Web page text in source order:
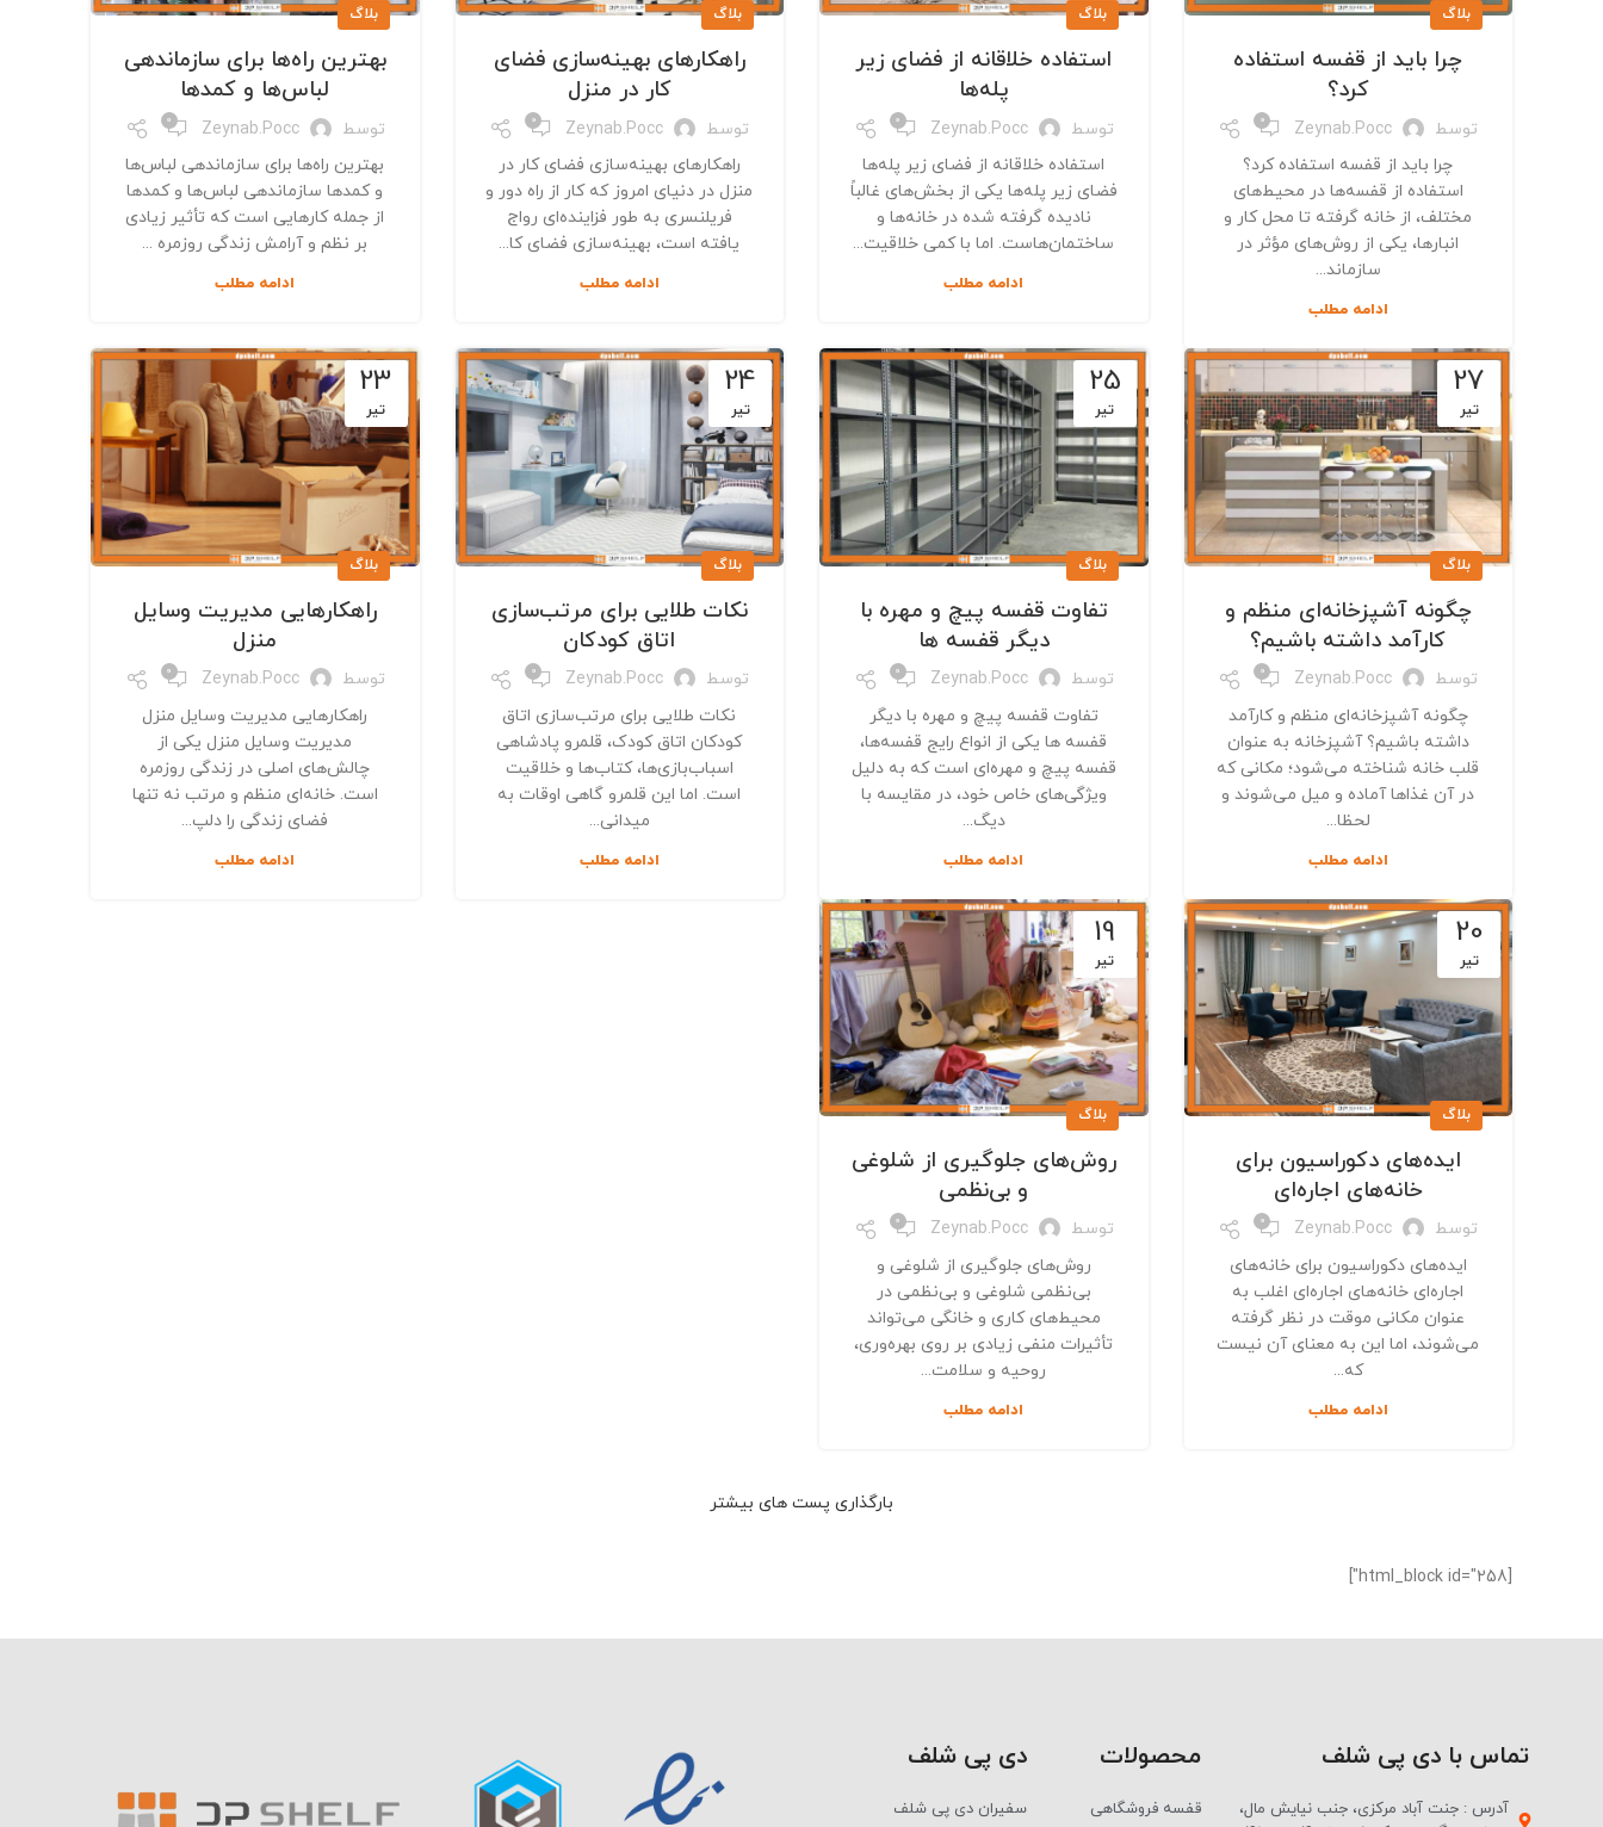
بلاگ
چرا باید از قفسه استفاده
کرد؟
توسط Zeynab.pocc
0
چرا باید از قفسه استفاده کرد؟
استفاده از قفسه‌ها در محیط‌های
مختلف، از خانه گرفته تا محل کار و
انبارها، یکی از روش‌های مؤثر در
سازماند...
ادامه مطلب
بلاگ
استفاده خلاقانه از فضای زیر
پله‌ها
توسط Zeynab.pocc
0
استفاده خلاقانه از فضای زیر پله‌ها
فضای زیر پله‌ها یکی از بخش‌های غالباً
نادیده گرفته شده در خانه‌ها و
ساختمان‌هاست. اما با کمی خلاقیت...
ادامه مطلب
بلاگ
راهکارهای بهینه‌سازی فضای
کار در منزل
توسط Zeynab.pocc
0
راهکارهای بهینه‌سازی فضای کار در
منزل در دنیای امروز که کار از راه دور و
فریلنسری به طور فزاینده‌ای رواج
یافته است، بهینه‌سازی فضای کا...
ادامه مطلب
بلاگ
بهترین راه‌ها برای سازماندهی
لباس‌ها و کمدها
توسط Zeynab.pocc
0
بهترین راه‌ها برای سازماندهی لباس‌ها
و کمدها سازماندهی لباس‌ها و کمدها
از جمله کارهایی است که تأثیر زیادی
بر نظم و آرامش زندگی روزمره ...
ادامه مطلب
27
تیر
بلاگ
چگونه آشپزخانه‌ای منظم و
کارآمد داشته باشیم؟
توسط Zeynab.pocc
0
چگونه آشپزخانه‌ای منظم و کارآمد
داشته باشیم؟ آشپزخانه به عنوان
قلب خانه شناخته می‌شود؛ مکانی که
در آن غذاها آماده و میل می‌شوند و
لحظا...
ادامه مطلب
25
تیر
بلاگ
تفاوت قفسه پیچ و مهره با
دیگر قفسه ها
توسط Zeynab.pocc
0
تفاوت قفسه پیچ و مهره با دیگر
قفسه ها یکی از انواع رایج قفسه‌ها،
قفسه پیچ و مهره‌ای است که به دلیل
ویژگی‌های خاص خود، در مقایسه با
دیگ...
ادامه مطلب
24
تیر
بلاگ
نکات طلایی برای مرتب‌سازی
اتاق کودکان
توسط Zeynab.pocc
0
نکات طلایی برای مرتب‌سازی اتاق
کودکان اتاق کودک، قلمرو پادشاهی
اسباب‌بازی‌ها، کتاب‌ها و خلاقیت
است. اما این قلمرو گاهی اوقات به
میدانی...
ادامه مطلب
23
تیر
بلاگ
راهکارهایی مدیریت وسایل
منزل
توسط Zeynab.pocc
0
راهکارهایی مدیریت وسایل منزل
مدیریت وسایل منزل یکی از
چالش‌های اصلی در زندگی روزمره
است. خانه‌ای منظم و مرتب نه تنها
فضای زندگی را دلپ...
ادامه مطلب
20
تیر
بلاگ
ایده‌های دکوراسیون برای
خانه‌های اجاره‌ای
توسط Zeynab.pocc
0
ایده‌های دکوراسیون برای خانه‌های
اجاره‌ای خانه‌های اجاره‌ای اغلب به
عنوان مکانی موقت در نظر گرفته
می‌شوند، اما این به معنای آن نیست
که...
ادامه مطلب
19
تیر
بلاگ
روش‌های جلوگیری از شلوغی
و بی‌نظمی
توسط Zeynab.pocc
0
روش‌های جلوگیری از شلوغی و
بی‌نظمی شلوغی و بی‌نظمی در
محیط‌های کاری و خانگی می‌تواند
تأثیرات منفی زیادی بر روی بهره‌وری،
روحیه و سلامت...
ادامه مطلب
بارگذاری پست های بیشتر
[html_block id="258"]
تماس با دی پی شلف
آدرس : جنت آباد مرکزی، جنب نیایش مال،
محصولات
قفسه فروشگاهی
دی پی شلف
سفیران دی پی شلف